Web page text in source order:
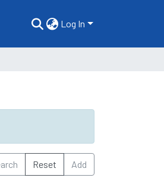
Log In
Reset Add